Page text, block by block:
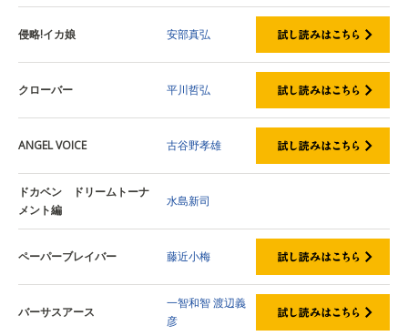
侵略!イカ娘 安部真弘
クローバー 平川哲弘
ANGEL VOICE 古谷野孝雄
ドカベン ドリームトーナ
メント編
水島新司
ペーパーブレイバー 藤近小梅
バーサスアース
一智和智渡辺義
彦